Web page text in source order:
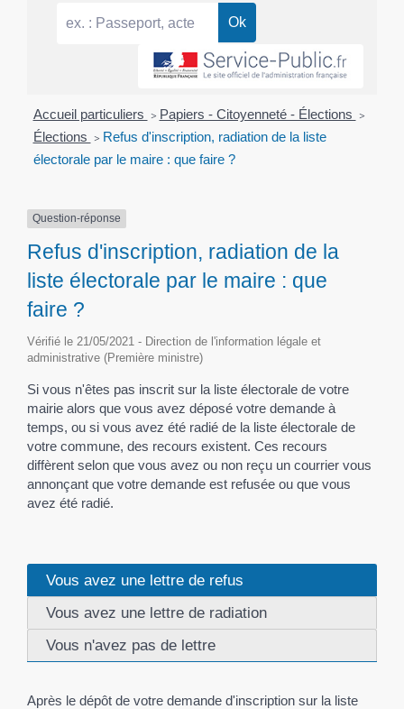
Accueil particuliers > Papiers - Citoyenneté - Élections >
Élections > Refus d'inscription, radiation de la liste
électorale par le maire : que faire ?
Question-réponse
Refus d'inscription, radiation de la
liste électorale par le maire : que
faire ?
Vérifié le 21/05/2021 - Direction de l'information légale et
administrative (Première ministre)
Si vous n'êtes pas inscrit sur la liste électorale de votre
mairie alors que vous avez déposé votre demande à
temps, ou si vous avez été radié de la liste électorale de
votre commune, des recours existent. Ces recours
diffèrent selon que vous avez ou non reçu un courrier vous
annonçant que votre demande est refusée ou que vous
avez été radié.
Vous avez une lettre de refus
Vous avez une lettre de radiation
Vous n'avez pas de lettre
Après le dépôt de votre demande d'inscription sur la liste